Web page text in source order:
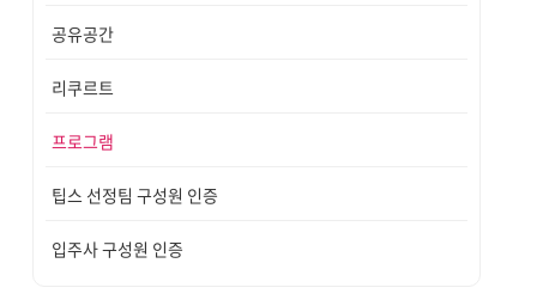
공유공간
리쿠르트
프로그램
팁스 선정팀 구성원 인증
입주사 구성원 인증